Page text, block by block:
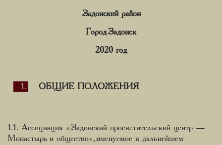
Задонский район
Город Задонск
2020 год
ОБЩИЕ ПОЛОЖЕНИЯ
1.1. Ассоциация «Задонский просветительский центр —
Монастырь и общество», именуемое в дальнейшем